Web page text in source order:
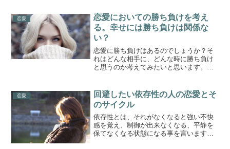
恋愛
恋愛においての勝ち負けを考え
る。幸せには勝ち負けは関係な
い？
恋愛に勝ち負けはあるのでしょうか？そ
れはどんな相手に、どんな時に勝ち負け
と思うのか考えてみたいと思います。横
葉があります。つまりは、人様の恋人を
奪い取ったりする事は...
恋愛
回避したい依存性の人の恋愛とそ
のサイクル
依存性とは、それがなくなると強い不快
感を覚え、制御が出来なくなる、平静を
保てなくなる状態になる事を言います。